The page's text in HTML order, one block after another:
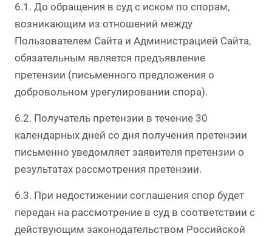
6.1. До обращения в суд с иском по спорам,
возникающим из отношений между
Пользователем Сайта и Администрацией Сайта,
обязательным является предъявление
претензии (письменного предложения о
добровольном урегулировании спора).
6.2. Получатель претензии в течение 30
календарных дней со дня получения претензии
письменно уведомляет заявителя претензии о
результатах рассмотрения претензии.
6.3. При недостижении соглашения спор будет
передан на рассмотрение в суд в соответствии с
действующим законодательством Российской